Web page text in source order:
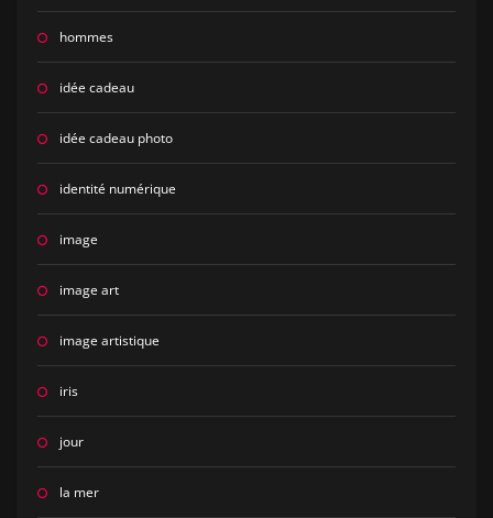
hommes
idée cadeau
idée cadeau photo
identité numérique
image
image art
image artistique
iris
jour
la mer